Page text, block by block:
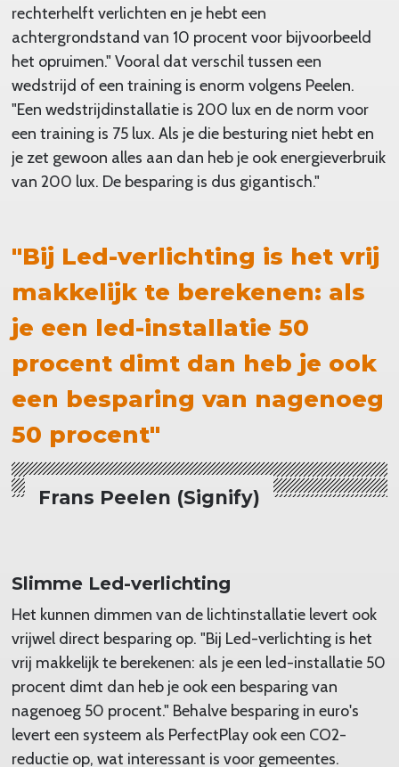
rechterhelft verlichten en je hebt een
achtergrondstand van 10 procent voor bijvoorbeeld
het opruimen." Vooral dat verschil tussen een
wedstrijd of een training is enorm volgens Peelen.
"Een wedstrijdinstallatie is 200 lux en de norm voor
een training is 75 lux. Als je die besturing niet hebt en
je zet gewoon alles aan dan heb je ook energieverbruik
van 200 lux. De besparing is dus gigantisch."
"Bij Led-verlichting is het vrij
makkelijk te berekenen: als
je een led-installatie 50
procent dimt dan heb je ook
een besparing van nagenoeg
50 procent"
Frans Peelen (Signify)
Slimme Led-verlichting
Het kunnen dimmen van de lichtinstallatie levert ook
vrijwel direct besparing op. "Bij Led-verlichting is het
vrij makkelijk te berekenen: als je een led-installatie 50
procent dimt dan heb je ook een besparing van
nagenoeg 50 procent." Behalve besparing in euro's
levert een systeem als PerfectPlay ook een CO2-
reductie op, wat interessant is voor gemeentes.